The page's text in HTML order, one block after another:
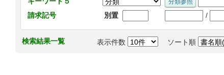
請求記号
別置 /
検索結果一覧 表示件数 ソート順